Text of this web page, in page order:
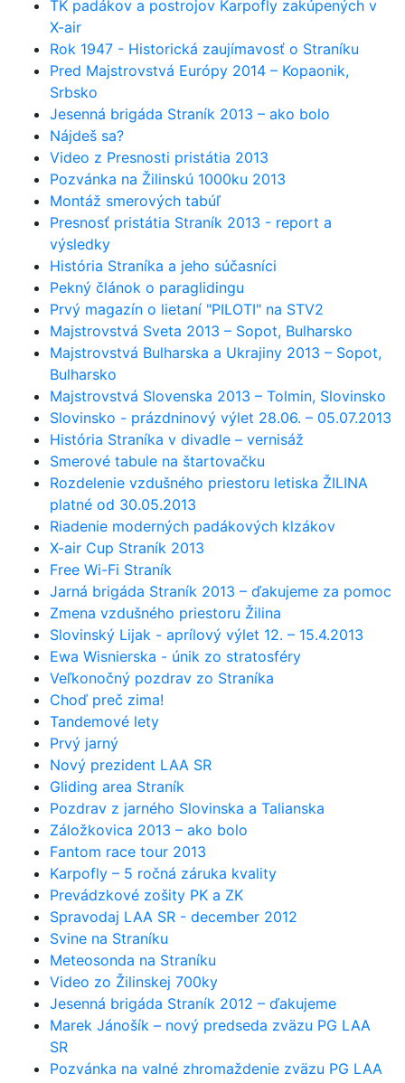
TK padákov a postrojov Karpofly zakúpených v
X-air
Rok 1947 - Historická zaujímavosť o Straníku
Pred Majstrovstvá Európy 2014 – Kopaonik,
Srbsko
Jesenná brigáda Straník 2013 – ako bolo
Nájdeš sa?
Video z Presnosti pristátia 2013
Pozvánka na Žilinskú 1000ku 2013
Montáž smerových tabúľ
Presnosť pristátia Straník 2013 - report a
výsledky
História Straníka a jeho súčasníci
Pekný článok o paraglidingu
Prvý magazín o lietaní "PILOTI" na STV2
Majstrovstvá Sveta 2013 – Sopot, Bulharsko
Majstrovstvá Bulharska a Ukrajiny 2013 – Sopot,
Bulharsko
Majstrovstvá Slovenska 2013 – Tolmin, Slovinsko
Slovinsko - prázdninový výlet 28.06. – 05.07.2013
História Straníka v divadle – vernisáž
Smerové tabule na štartovačku
Rozdelenie vzdušného priestoru letiska ŽILINA
platné od 30.05.2013
Riadenie moderných padákových klzákov
X-air Cup Straník 2013
Free Wi-Fi Straník
Jarná brigáda Straník 2013 – ďakujeme za pomoc
Zmena vzdušného priestoru Žilina
Slovinský Lijak - aprílový výlet 12. – 15.4.2013
Ewa Wisnierska - únik zo stratosféry
Veľkonočný pozdrav zo Straníka
Choď preč zima!
Tandemové lety
Prvý jarný
Nový prezident LAA SR
Gliding area Straník
Pozdrav z jarného Slovinska a Talianska
Záložkovica 2013 – ako bolo
Fantom race tour 2013
Karpofly – 5 ročná záruka kvality
Prevádzkové zošity PK a ZK
Spravodaj LAA SR - december 2012
Svine na Straníku
Meteosonda na Straníku
Video zo Žilinskej 700ky
Jesenná brigáda Straník 2012 – ďakujeme
Marek Jánošík – nový predseda zväzu PG LAA
SR
Pozvánka na valné zhromaždenie zväzu PG LAA